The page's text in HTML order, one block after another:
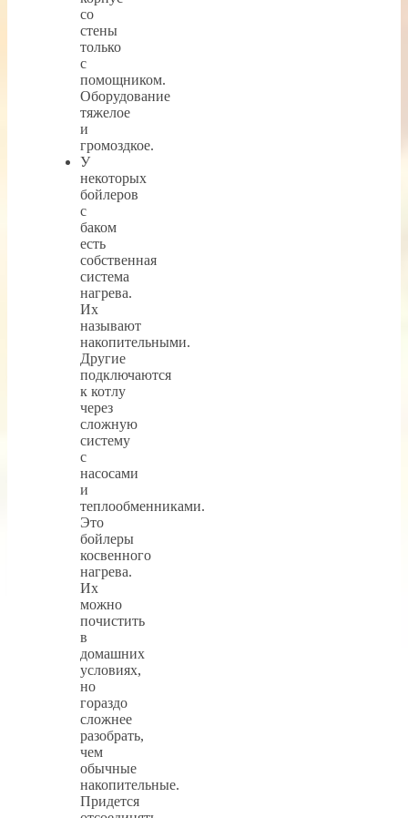
со
стены
только
с
помощником.
Оборудование
тяжелое
и
громоздкое.
У
некоторых
бойлеров
с
баком
есть
собственная
система
нагрева.
Их
называют
накопительными.
Другие
подключаются
к котлу
через
сложную
систему
с
насосами
и
теплообменниками.
Это
бойлеры
косвенного
нагрева.
Их
можно
почистить
в
домашних
условиях,
но
гораздо
сложнее
разобрать,
чем
обычные
накопительные.
Придется